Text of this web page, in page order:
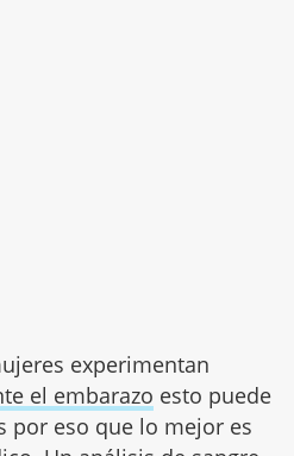
experimentan
el embarazo esto puede
por eso que lo mejor es